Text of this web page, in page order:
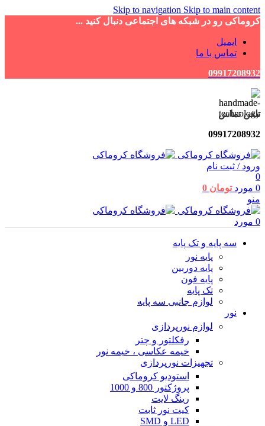
Skip to navigation Skip to main content
کروماکی رو در شبکه های اجتماعی دنبال کنید ...
ایمیل
تماس با ما
09917208932
تلفن تماس
09917208932
ورود / ثبت نام
0
0 مورد تومان
منو
0 مورد
سه پایه و تک پایه
پایه نور
پایه دوربین
پایه فون
تک پایه
لوازم جانبی سه پایه
نور
لوازم نورپردازی
رفکلتور و چتر
خیمه عکاسی ، خیمه نور
تجهیزات نورپردازی
استودیو کروماکی
پروژکتور 800 و 1000
رینگ لایت
کیت نور ثابت
LED و SMD